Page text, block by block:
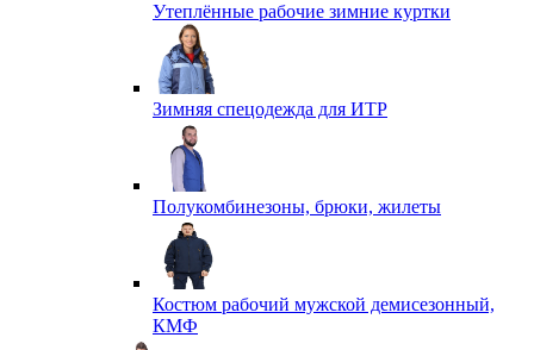
Утеплённые рабочие зимние куртки
Зимняя спецодежда для ИТР
Полукомбинезоны, брюки, жилеты
Костюм рабочий мужской демисезонный,
КМФ